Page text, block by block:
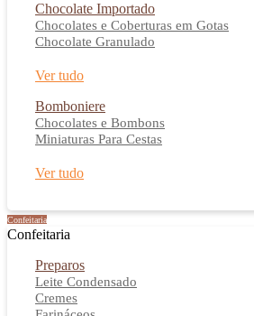
Chocolate Importado
Chocolates e Coberturas em Gotas
Chocolate Granulado
Ver tudo
Bomboniere
Chocolates e Bombons
Miniaturas Para Cestas
Ver tudo
Confeitaria
Confeitaria
Preparos
Leite Condensado
Cremes